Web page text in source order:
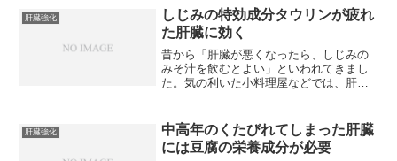
としてカキやいか、たこと同様、いわし
もタウリンを非常に多く含...
肝臓強化
しじみの特効成分タウリンが疲れ
た肝臓に効く
昔から「肝臓が悪くなったら、しじみの
みそ汁を飲むとよい」といわれてきまし
た。気の利いた小料理屋などでは、肝臓
出しているところもあるようです。昔か
らのこの素朴な習慣を、迷...
肝臓強化
中高年のくたびれてしまった肝臓
には豆腐の栄養成分が必要